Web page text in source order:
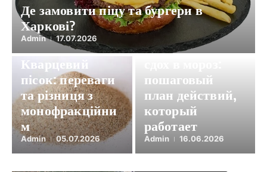
Де замовити піцу та бургери в
Харкові?
Admin 17.07.2026
Бытовые советы
Кварцевий
пісок: переваги
та різниця з
монофракційни
м
Admin 05.07.2026
автосоветы
Аккумулятор
пошаговый
план действий,
который
работает
Admin 16.06.2026